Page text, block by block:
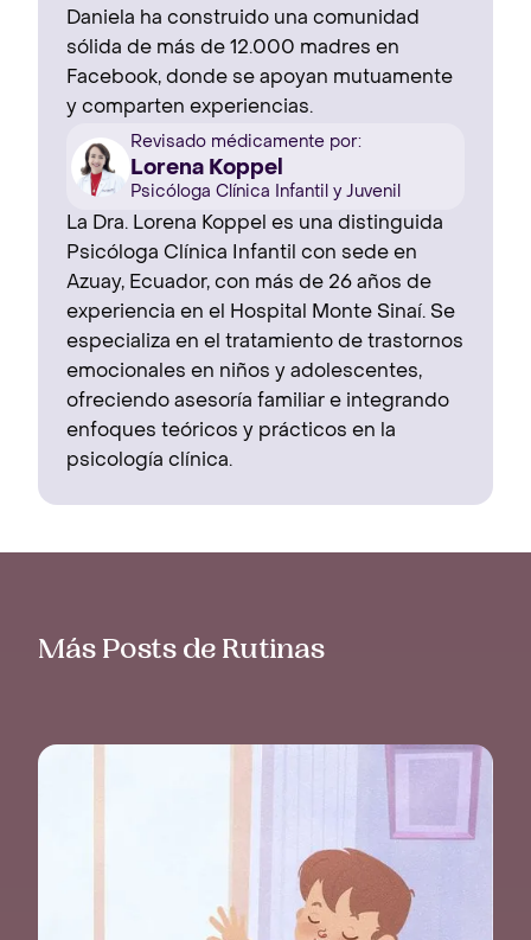
Daniela ha construido una comunidad
sólida de más de 12.000 madres en
Facebook, donde se apoyan mutuamente
y comparten experiencias.
Revisado médicamente por:
Lorena Koppel
Psicóloga Clínica Infantil y Juvenil
La Dra. Lorena Koppel es una distinguida
Psicóloga Clínica Infantil con sede en
Azuay, Ecuador, con más de 26 años de
experiencia en el Hospital Monte Sinaí. Se
especializa en el tratamiento de trastornos
emocionales en niños y adolescentes,
ofreciendo asesoría familiar e integrando
enfoques teóricos y prácticos en la
psicología clínica.
Más Posts de Rutinas